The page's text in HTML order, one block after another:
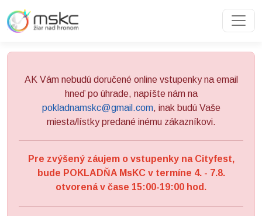
AK Vám nebudú doručené online vstupenky na email
hneď po úhrade, napíšte nám na
pokladnamskc@gmail.com, inak budú Vaše
miesta/lístky predané inému zákazníkovi.
Pre zvýšený záujem o vstupenky na Cityfest,
bude POKLADŇA MsKC v termíne 4. - 7.8.
otvorená v čase 15:00-19:00 hod.